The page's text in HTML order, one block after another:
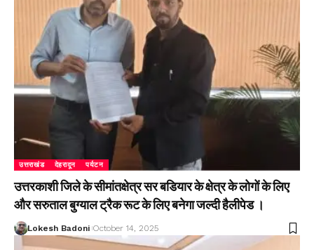
उत्तराखंड देहरादून पर्यटन
उत्तरकाशी जिले के सीमांतक्षेत्र सर बडियार के क्षेत्र के लोगों के लिए
और सरुताल बुग्याल ट्रैक रूट के लिए बनेगा जल्दी हैलीपेड ।
Lokesh Badoni October 14, 2025